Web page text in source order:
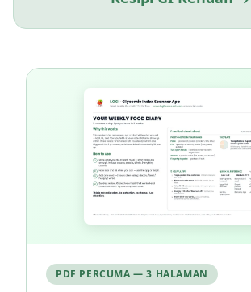
PDF PERCUMA — 3 HALAMAN